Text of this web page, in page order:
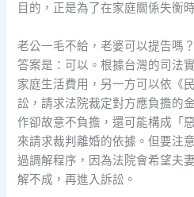
目的，正是為了在家庭關係失衡
老公一毛不給，老婆可以提告嗎？
答案是：可以。根據台灣的司法
家庭生活費用，另一方可以依《
訟，請求法院裁定對方應負擔的
作卻故意不負擔，還可能構成「
來請求裁判離婚的依據。但要注
過調解程序，因為法院會希望夫
解不成，再進入訴訟。